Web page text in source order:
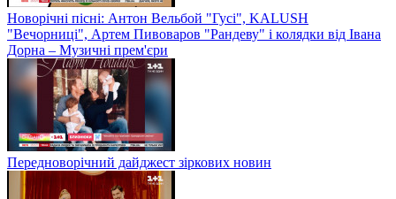
Новорічні пісні: Антон Вельбой "Гусі", KALUSH
"Вечорниці", Артем Пивоваров "Рандеву" і колядки від Івана
Дорна – Музичні прем'єри
Передноворічний дайджест зіркових новин